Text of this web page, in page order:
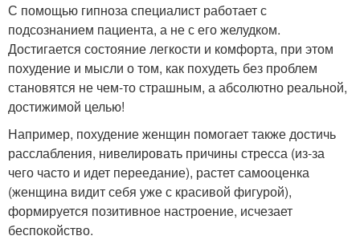
С помощью гипноза специалист работает с
подсознанием пациента, а не с его желудком.
Достигается состояние легкости и комфорта, при этом
похудение и мысли о том, как похудеть без проблем
становятся не чем-то страшным, а абсолютно реальной,
достижимой целью!
Например, похудение женщин помогает также достичь
расслабления, нивелировать причины стресса (из-за
чего часто и идет переедание), растет самооценка
(женщина видит себя уже с красивой фигурой),
формируется позитивное настроение, исчезает
беспокойство.